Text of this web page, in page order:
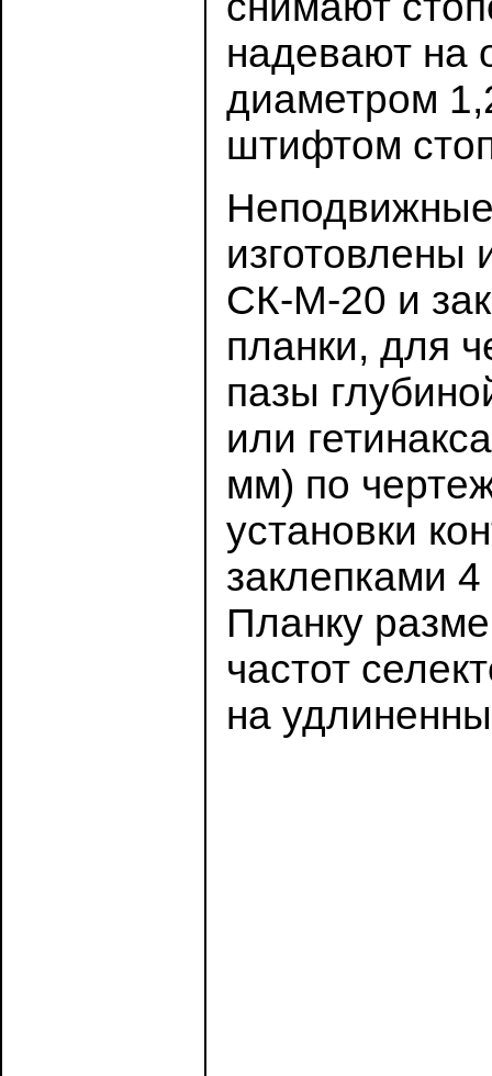
надевают на
диаметром
штифтом
изготовлены
СК-М-20 и
планки, для
пазы
или
мм) по
установки
заклепками
Планку
частот
на